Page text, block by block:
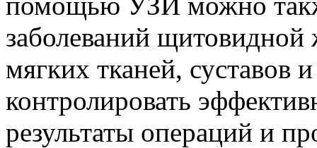
заболеваний
мягких тканей, суставов
контролировать
результаты операций и